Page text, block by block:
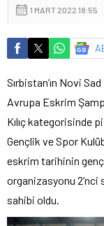
1 MART 2022 18:55
Sırbistan’ın Novi
Avrupa Eskrim
Kılıç kategorisinde
Gençlik ve Spor
eskrim tarihinin
organizasyonu 2’nci
sahibi oldu.